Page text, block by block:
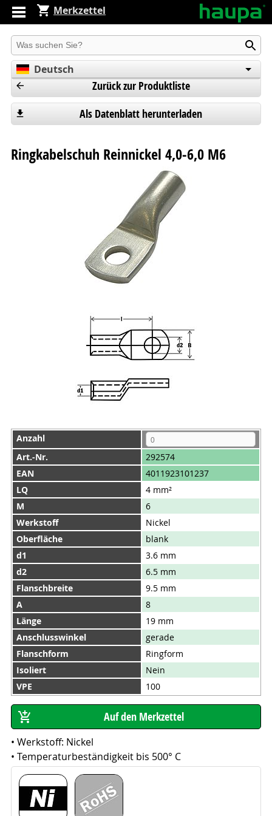
Merkzettel
Produkt suchen
Deutsch
Español
Zurück zur Produktliste
Als Datenblatt herunterladen
Ringkabelschuh Reinnickel 4,0-6,0 M6
Anzahl
Art.-Nr.
292574
EAN
4011923101237
LQ
4 mm²
M
6
Werkstoff
Nickel
Oberfläche
blank
d1
3.6 mm
d2
6.5 mm
Flanschbreite
9.5 mm
A
8
Länge
19 mm
Anschlusswinkel
gerade
Flanschform
Ringform
Isoliert
Nein
VPE
100
• Werkstoff: Nickel
• Temperaturbeständigkeit bis 500° C